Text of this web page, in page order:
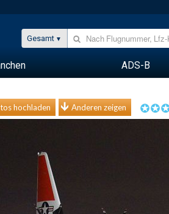
Gesamt
ADS-B
hochladen Anderen zeigen